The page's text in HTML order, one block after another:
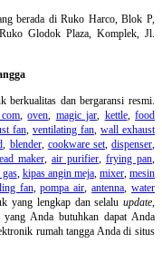
berada di Ruko Harco, Blok P,
Glodok Plaza, Komplek, Jl.
berkualitas dan bergaransi resmi.
,oven magic jar kettle,food
fan, ventilating fan, wall exhaust
blender, cookware set,dispenser
maker, air purifier, frying pan
, kipas angin meja, mixer,mesin
fan,pompa air ,antenna ,water
yang lengkap dan selalu update
Anda butuhkan dapat Anda
rumah tangga Anda di situs